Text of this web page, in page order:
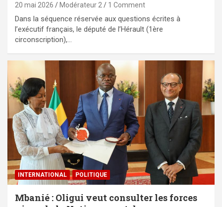
20 mai 2026 Modérateur 2 1 Comment
Dans la séquence réservée aux questions écrites à
l’exécutif français, le député de l’Hérault (1ère
circonscription),…
INTERNATIONAL POLITIQUE
Mbanié : Oligui veut consulter les forces